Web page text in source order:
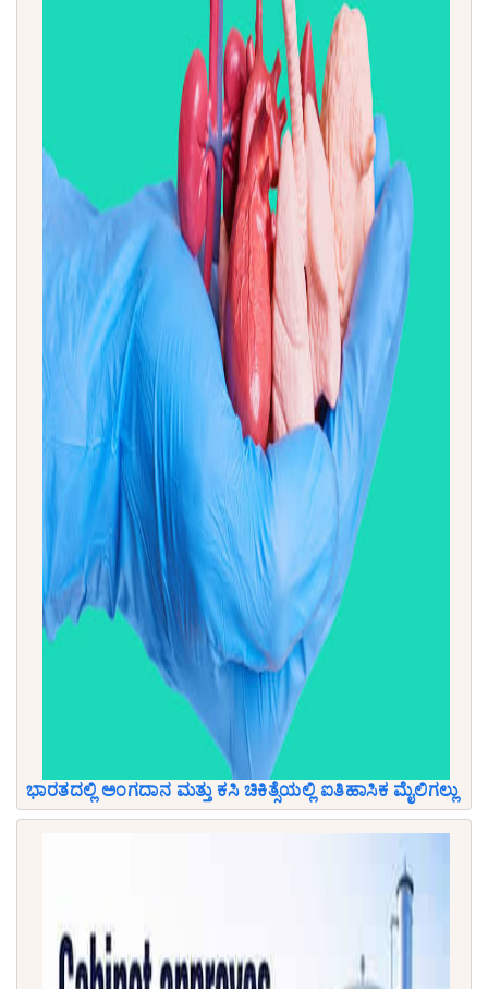
ಭಾರತದಲ್ಲಿ ಅಂಗದಾನ ಮತ್ತು ಕಸಿ ಚಿಕಿತ್ಸೆಯಲ್ಲಿ ಐತಿಹಾಸಿಕ ಮೈಲಿಗಲ್ಲು